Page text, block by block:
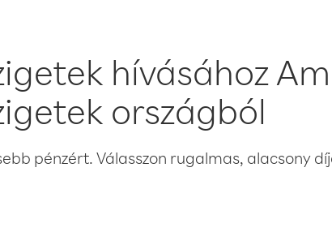
hívásához
országból
pénzért. Válasszon rugalmas, alacsony